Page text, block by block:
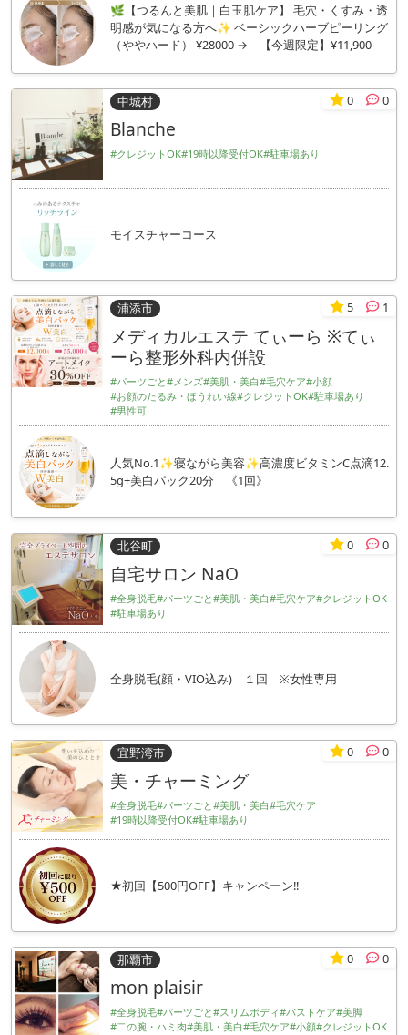
🌿【つるんと美肌｜白玉肌ケア】 毛穴・くすみ・透
明感が気になる方へ✨ ベーシックハーブピーリング
（ややハード） ¥28000 → 【今週限定】¥11,900
中城村 0 0
Blanche
#クレジットOK#19時以降受付OK#駐車場あり
モイスチャーコース
浦添市 5 1
メディカルエステ てぃーら ※てぃ
ーら整形外科内併設
#パーツごと#メンズ#美肌・美白#毛穴ケア#小顔
#お顔のたるみ・ほうれい線#クレジットOK#駐車場あり
#男性可
人気No.1✨寝ながら美容✨高濃度ビタミンC点滴12.
5g+美白パック20分 《1回》
北谷町 0 0
自宅サロン NaO
#全身脱毛#パーツごと#美肌・美白#毛穴ケア#クレジットOK
#駐車場あり
全身脱毛(顔・VIO込み) １回 ※女性専用
宜野湾市 0 0
美・チャーミング
#全身脱毛#パーツごと#美肌・美白#毛穴ケア
#19時以降受付OK#駐車場あり
★初回【500円OFF】キャンペーン!!
那覇市 0 0
mon plaisir
#全身脱毛#パーツごと#スリムボディ#バストケア#美脚
#二の腕・ハミ肉#美肌・美白#毛穴ケア#小顔#クレジットOK